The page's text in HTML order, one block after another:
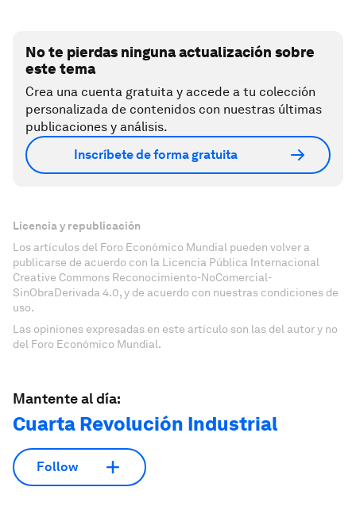
No te pierdas ninguna actualización sobre
este tema
Crea una cuenta gratuita y accede a tu colección
personalizada de contenidos con nuestras últimas
publicaciones y análisis.
Inscríbete de forma gratuita
Licencia y republicación
Los artículos del Foro Económico Mundial pueden volver a
publicarse de acuerdo con la Licencia Pública Internacional
Creative Commons Reconocimiento-NoComercial-
SinObraDerivada 4.0, y de acuerdo con nuestras condiciones de
uso.
Las opiniones expresadas en este artículo son las del autor y no
del Foro Económico Mundial.
Mantente al día:
Cuarta Revolución Industrial
Follow